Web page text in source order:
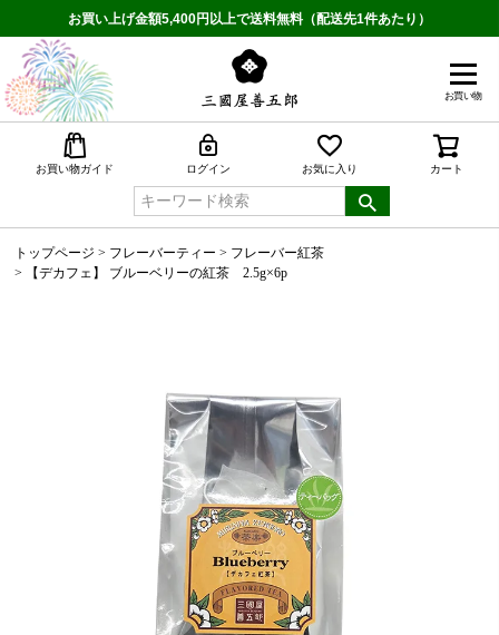
お買い上げ金額5,400円以上で送料無料（配送先1件あたり）
お買い物
お買い物ガイド ログイン お気に入り カート
トップページ フレーバーティー
フレーバー紅茶
【デカフェ】 ブルーベリーの紅茶 2.5g×6p